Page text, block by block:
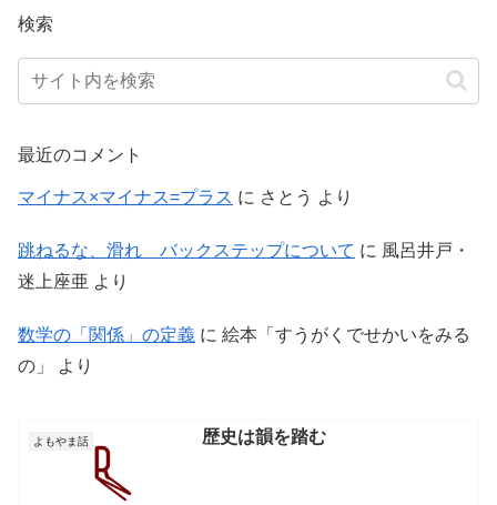
検索
最近のコメント
マイナス×マイナス=プラス に さとう より
跳ねるな、滑れ バックステップについて に 風呂井戸・
迷上座亜 より
数学の「関係」の定義 に 絵本「すうがくでせかいをみる
の」
より
よもやま話 歴史は韻を踏む